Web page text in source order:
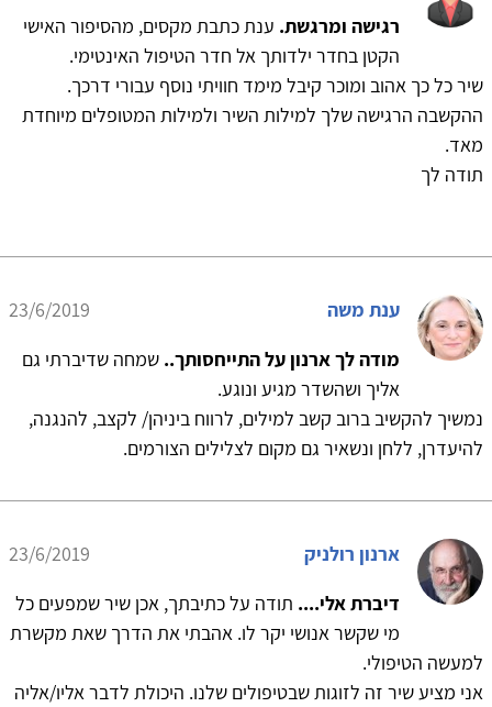
רגישה ומרגשת. ענת כתבת מקסים, מהסיפור האישי
הקטן בחדר ילדותך אל חדר הטיפול האינטימי.
שיר כל כך אהוב ומוכר קיבל מימד חוויתי נוסף עבורי דרכך.
ההקשבה הרגישה שלך למילות השיר ולמילות המטופלים מיוחדת
מאד.
תודה לך
ענת משה
23/6/2019
מודה לך ארנון על התייחסותך.. שמחה שדיברתי גם
אליך ושהשדר מגיע ונוגע.
נמשיך להקשיב ברוב קשב למילים, לרווח ביניהן/ לקצב, להנגנה,
להיעדרן, ללחן ונשאיר גם מקום לצלילים הצורמים.
ארנון רולניק
23/6/2019
דיברת אלי.... תודה על כתיבתך, אכן שיר שמפעים כל
מי שקשר אנושי יקר לו. אהבתי את הדרך שאת מקשרת
למעשה הטיפולי.
אני מציע שיר זה לזוגות שבטיפולים שלנו. היכולת לדבר אליו/אליה